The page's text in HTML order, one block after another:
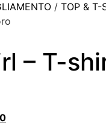
/ TOP & T-
– T-